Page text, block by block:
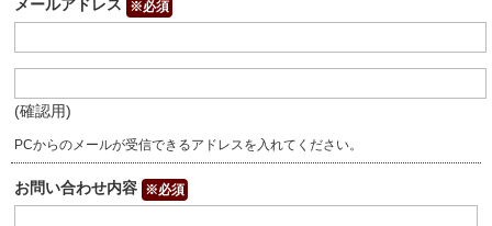
メールアドレス ※必須
(確認用)
PCからのメールが受信できるアドレスを入れてください。
お問い合わせ内容 ※必須